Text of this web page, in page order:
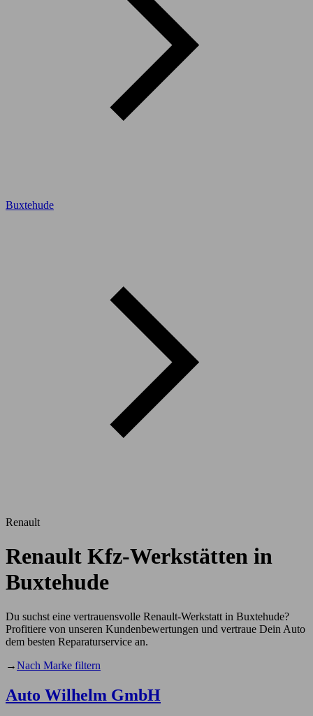
Buxtehude
Renault
Renault Kfz-Werkstätten in
Buxtehude
Du suchst eine vertrauensvolle Renault-Werkstatt in Buxtehude?
Profitiere von unseren Kundenbewertungen und vertraue Dein Auto
dem besten Reparaturservice an.
→Nach Marke filtern
Auto Wilhelm GmbH